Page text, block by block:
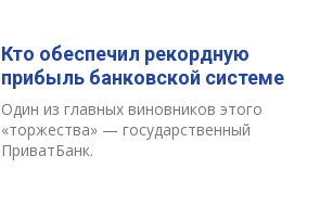
Кто обеспечил рекордную
прибыль банковской системе
Один из главных виновников этого
«торжества» — государственный
ПриватБанк.